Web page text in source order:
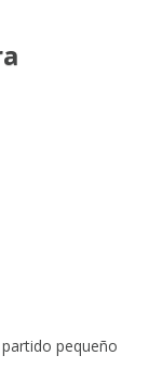
pequeño